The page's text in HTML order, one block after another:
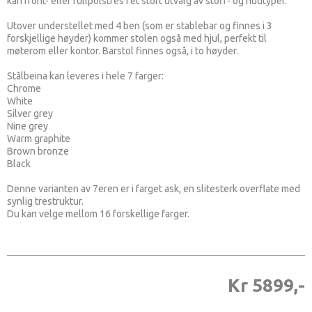
Utover understellet med 4 ben (som er stablebar og finnes i 3
forskjellige høyder) kommer stolen også med hjul, perfekt til
møterom eller kontor. Barstol finnes også, i to høyder.
Stålbeina kan leveres i hele 7 farger:
Chrome
White
Silver grey
Nine grey
Warm graphite
Brown bronze
Black
Denne varianten av 7eren er i farget ask, en slitesterk overflate med
synlig trestruktur.
Du kan velge mellom 16 forskellige farger.
Kr 5899,-